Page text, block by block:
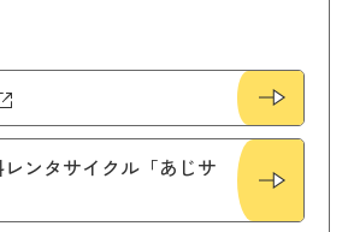
ンタサイクル「あじサ